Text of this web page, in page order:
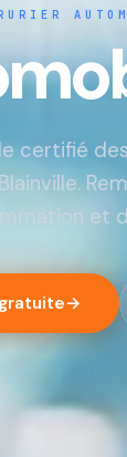
certifié
et
→